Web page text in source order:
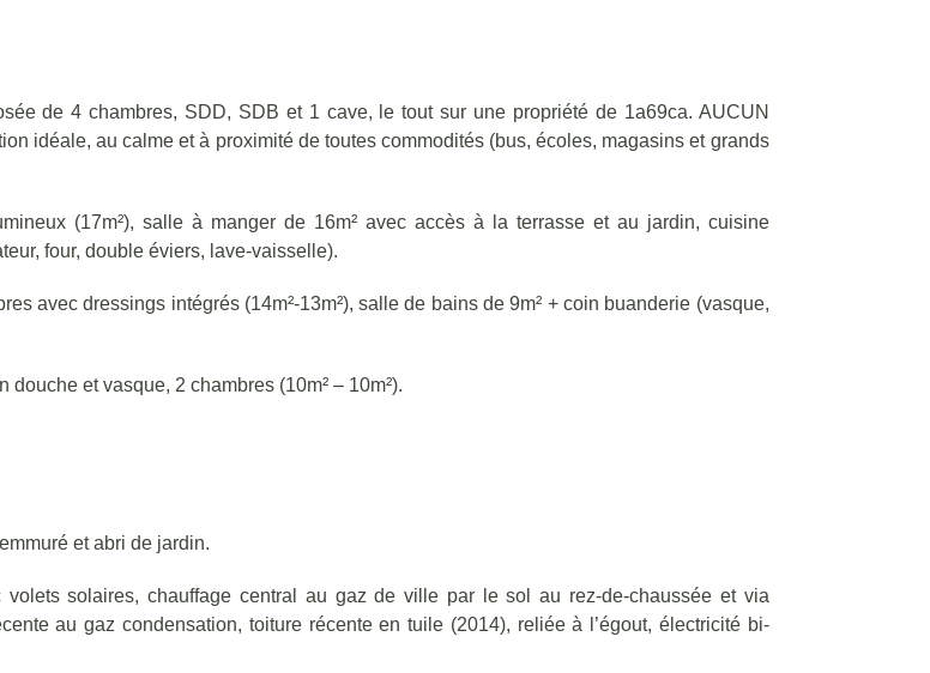
de 4 chambres, SDD, SDB et 1 cave, le tout sur une propriété de 1a69ca. AUCUN
idéale, au calme et à proximité de toutes commodités (bus, écoles, magasins et grands
(17m²), salle à manger de 16m² avec accès à la terrasse et au jardin, cuisine
four, double éviers, lave-vaisselle).
avec dressings intégrés (14m²-13m²), salle de bains de 9m² + coin buanderie (vasque,
douche et vasque, 2 chambres (10m² – 10m²).
et abri de jardin.
solaires, chauffage central au gaz de ville par le sol au rez-de-chaussée et via
au gaz condensation, toiture récente en tuile (2014), reliée à l’égout, électricité bi-